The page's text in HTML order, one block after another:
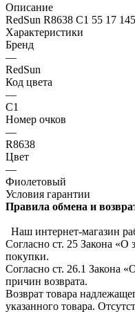
Описание
RedSun R8638 C1 55 17
Характеристики
Бренд
—
RedSun
Код цвета
—
C1
Номер очков
—
R8638
Цвет
—
Фиолетовый
Условия гарантии
Правила обмена и
Наш интернет-магазин
Согласно ст. 25 Закона «О
покупки.
Согласно ст. 26.1 Закона
причин возврата.
Возврат товара
указанного товара.